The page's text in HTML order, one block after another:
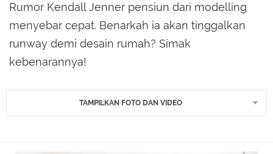
Rumor Kendall Jenner pensiun dari modelling
menyebar cepat. Benarkah ia akan tinggalkan
runway demi desain rumah? Simak
kebenarannya!
TAMPILKAN FOTO DAN VIDEO